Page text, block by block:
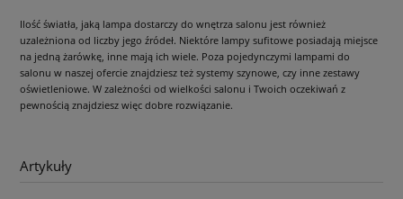
Ilość światła, jaką lampa dostarczy do wnętrza salonu jest również
uzależniona od liczby jego źródeł. Niektóre lampy sufitowe posiadają miejsce
na jedną żarówkę, inne mają ich wiele. Poza pojedynczymi lampami do
salonu w naszej ofercie znajdziesz też systemy szynowe, czy inne zestawy
oświetleniowe. W zależności od wielkości salonu i Twoich oczekiwań z
pewnością znajdziesz więc dobre rozwiązanie.
Artykuły